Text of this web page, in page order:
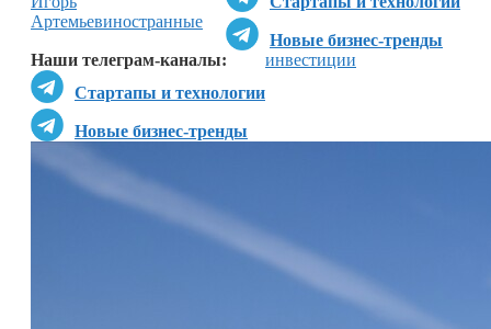
Новые бизнес-тренды
Наши телеграм-каналы:
Стартапы и технологии
Новые бизнес-тренды
Артемьевиностранные
инвестиции